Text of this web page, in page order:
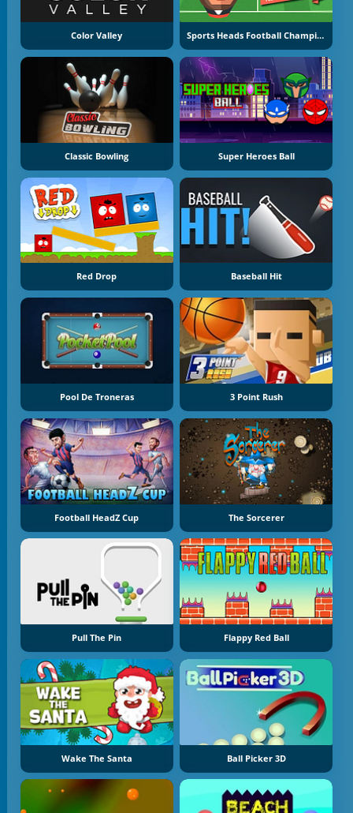
Color Valley Sports Heads Football Championship
Classic Bowling Super Heroes Ball
Red Drop Baseball Hit
Pool De Troneras 3 Point Rush
Football HeadZ Cup The Sorcerer
Pull The Pin Flappy Red Ball
Wake The Santa Ball Picker 3D